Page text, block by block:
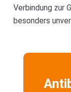
Verbindung zur
besonders